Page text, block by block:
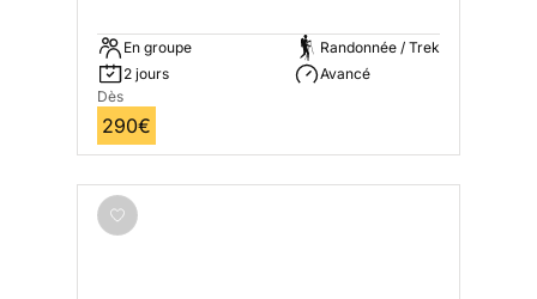
En groupe
2 jours
Randonnée / Trek
Avancé
Dès
290€